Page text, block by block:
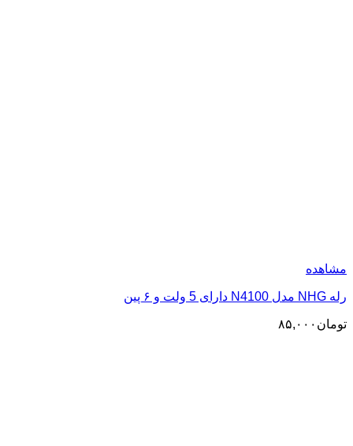
مشاهده
رله NHG مدل N4100 دارای 5 ولت و ۶ پین
تومان ۸۵,۰۰۰